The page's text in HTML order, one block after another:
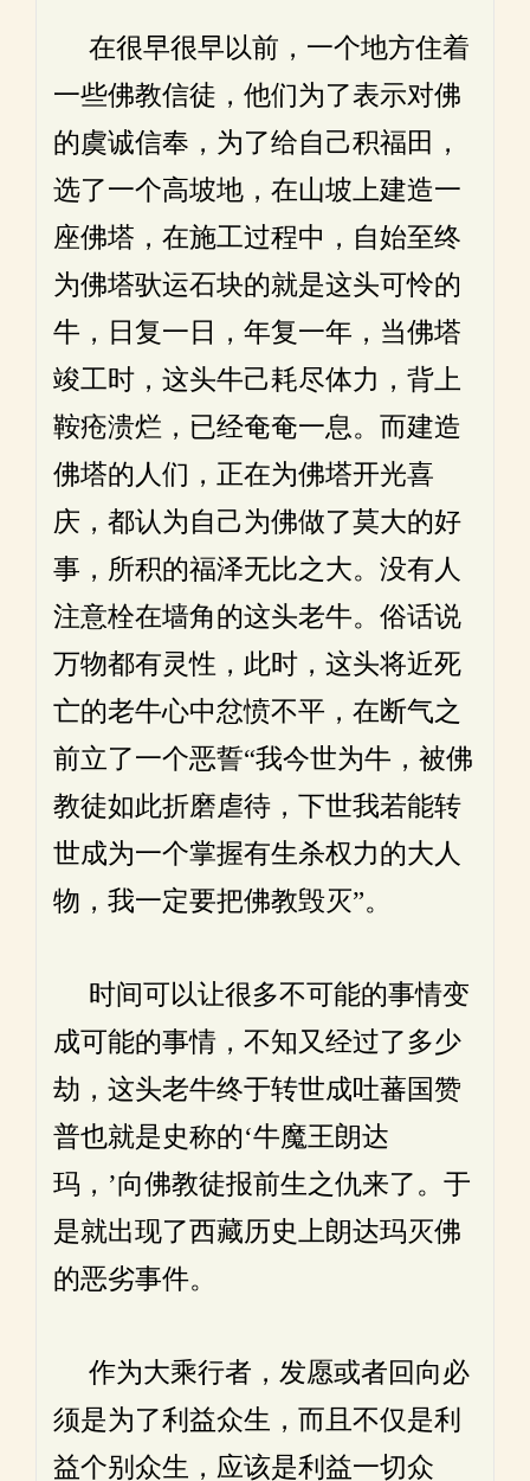
在很早很早以前，一个地方住着
一些佛教信徒，他们为了表示对佛
的虞诚信奉，为了给自己积福田，
选了一个高坡地，在山坡上建造一
座佛塔，在施工过程中，自始至终
为佛塔驮运石块的就是这头可怜的
牛，日复一日，年复一年，当佛塔
竣工时，这头牛己耗尽体力，背上
鞍疮溃烂，已经奄奄一息。而建造
佛塔的人们，正在为佛塔开光喜
庆，都认为自己为佛做了莫大的好
事，所积的福泽无比之大。没有人
注意栓在墙角的这头老牛。俗话说
万物都有灵性，此时，这头将近死
亡的老牛心中忿愤不平，在断气之
前立了一个恶誓“我今世为牛，被佛
教徒如此折磨虐待，下世我若能转
世成为一个掌握有生杀权力的大人
物，我一定要把佛教毁灭”。
时间可以让很多不可能的事情变
成可能的事情，不知又经过了多少
劫，这头老牛终于转世成吐蕃国赞
普也就是史称的‘牛魔王朗达
玛，’向佛教徒报前生之仇来了。于
是就出现了西藏历史上朗达玛灭佛
的恶劣事件。
作为大乘行者，发愿或者回向必
须是为了利益众生，而且不仅是利
益个别众生，应该是利益一切众